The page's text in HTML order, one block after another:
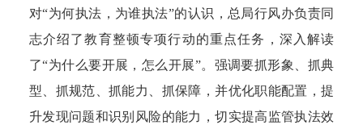
对“为何执法，为谁执法”的认识， 总局行风办负责同
志介绍了教育整顿专项行动的重点任务，深入解读
了“为什么要开展，怎么开展”。强调要抓形象、抓典
型、抓规范、抓能力、抓保障，并优化职能配置，提
升发现问题和识别风险的能力，切实提高监管执法效